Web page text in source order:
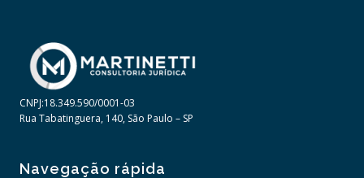
CNPJ:18.349.590/0001-03
Rua Tabatinguera, 140, São Paulo – SP
Navegação rápida